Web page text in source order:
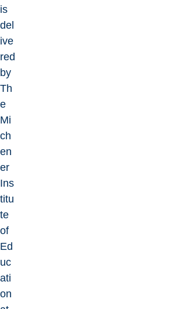
is
del
ive
red
by
Th
e
Mi
ch
en
er
Ins
titu
te
of
Ed
uc
ati
on